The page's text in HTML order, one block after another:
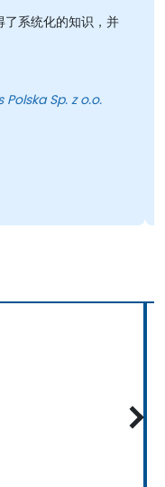
系统化的知识，并
Polska Sp. z o.o.